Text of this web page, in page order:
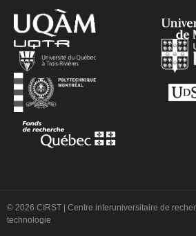
© 2026 CIRST | Centre interuniversitaire de
technologie